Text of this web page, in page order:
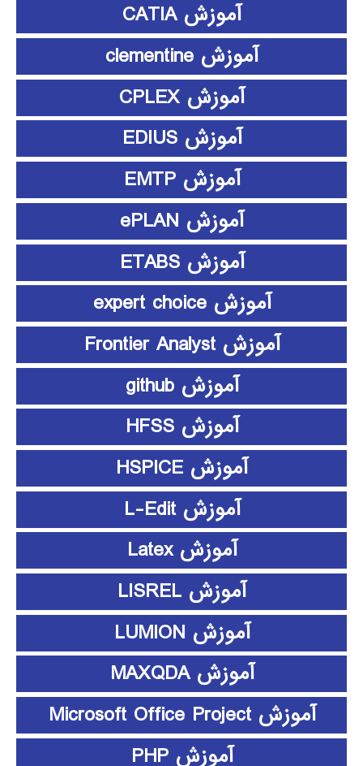
آموزش CATIA
آموزش clementine
آموزش CPLEX
آموزش EDIUS
آموزش EMTP
آموزش ePLAN
آموزش ETABS
آموزش expert choice
آموزش Frontier Analyst
آموزش github
آموزش HFSS
آموزش HSPICE
آموزش L-Edit
آموزش Latex
آموزش LISREL
آموزش LUMION
آموزش MAXQDA
آموزش Microsoft Office Project
آموزش PHP